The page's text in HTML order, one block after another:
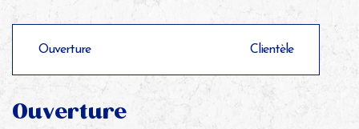
Ouverture Clientèle
Ouverture